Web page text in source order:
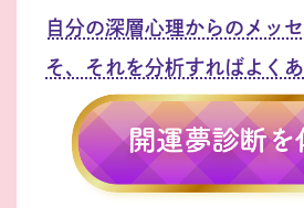
自分の深層心理からのメッ
そ、それを分析すればよくあ